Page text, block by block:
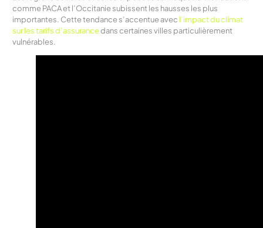
comme PACA et l’Occitanie subissent les hausses les plus
importantes. Cette tendance s’accentue avec l’impact du climat
sur les tarifs d’assurancedans certaines villes particulièrement
vulnérables.